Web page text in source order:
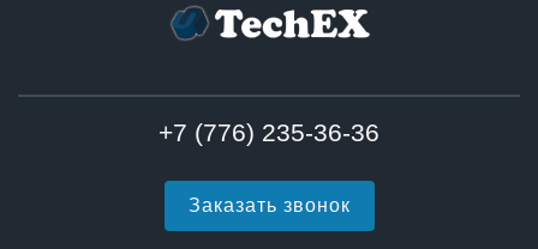
+7 (776) 235-36-36
Заказать звонок